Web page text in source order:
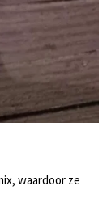
waardoor ze